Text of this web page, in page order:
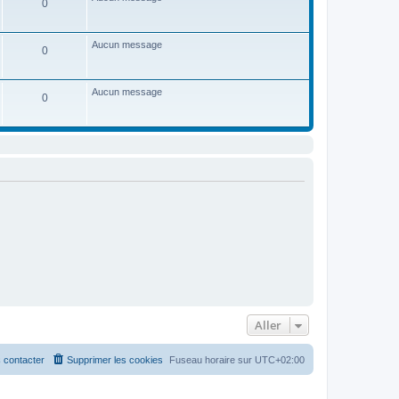
e
r
n
r
m
s
0
0 Aucun message
0 Aucun message
Aller
Fuseau horaire sur UTC+02:00
Supprimer les cookies
contacter